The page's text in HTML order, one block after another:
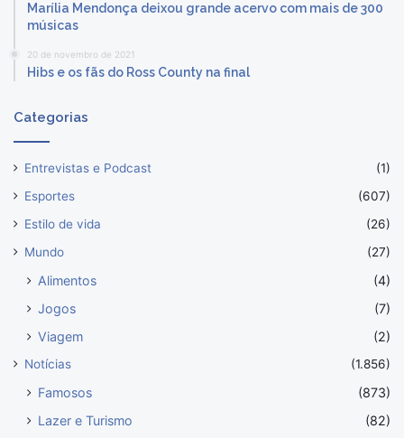
Marília Mendonça deixou grande acervo com mais de 300
músicas
20 de novembro de 2021
Hibs e os fãs do Ross County na final
Categorias
Entrevistas e Podcast
(1)
Esportes
(607)
Estilo de vida
(26)
Mundo
(27)
Alimentos
(4)
Jogos
(7)
Viagem
(2)
Notícias (1.856)
Famosos
(873)
Lazer e Turismo
(82)